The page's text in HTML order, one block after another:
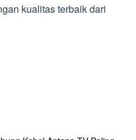
kualitas terbaik dari